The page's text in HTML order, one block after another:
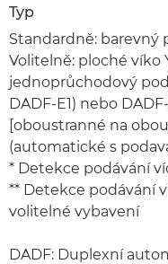
Typ
Standardně: barevný
Volitelně: ploché víko
jednoprůchodový
DADF-E1) nebo
[oboustranné na
(automatické s
* Detekce podávání
** Detekce podávání
volitelné vybavení
DADF: Duplexní